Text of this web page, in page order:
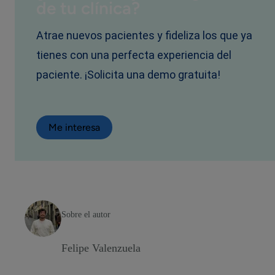
Atrae nuevos pacientes y fideliza los que ya
tienes con una perfecta experiencia del
paciente. ¡Solicita una demo gratuita!
Me interesa
Sobre el autor
Felipe Valenzuela